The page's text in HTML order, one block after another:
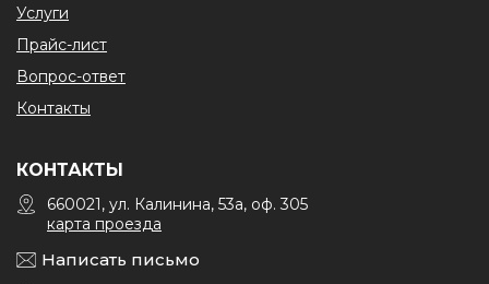
Услуги
Прайс-лист
Вопрос-ответ
Контакты
КОНТАКТЫ
660021, ул. Калинина, 53а, оф. 305
карта проезда
Написать письмо